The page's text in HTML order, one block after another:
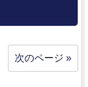
次のページ »